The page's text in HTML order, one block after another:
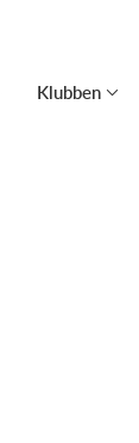
Klubben